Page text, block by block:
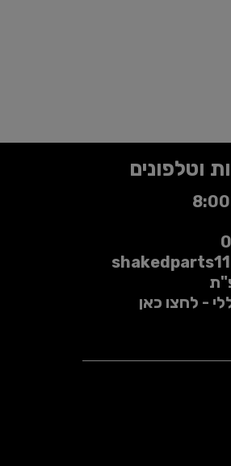
וטלפונים
- לחצו כאן